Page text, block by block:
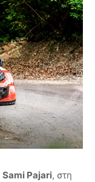
Sami Pajari, στη